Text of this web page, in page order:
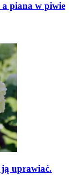
a piana w piwie
uprawiać.